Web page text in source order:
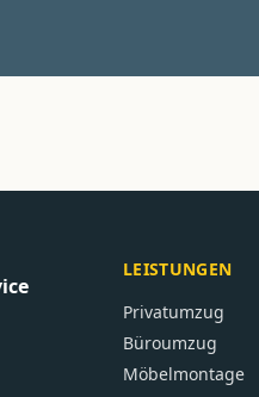
LEISTUNGEN
Privatumzug
Büroumzug
Möbelmontage